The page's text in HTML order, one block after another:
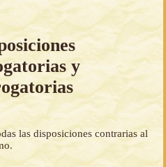
y
las disposiciones contrarias al